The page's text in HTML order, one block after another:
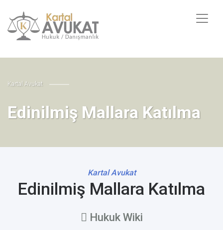
Kartal Avukat
Edinilmiş Mallara Katılma
Kartal Avukat
Edinilmiş Mallara Katılma
Hukuk Wiki